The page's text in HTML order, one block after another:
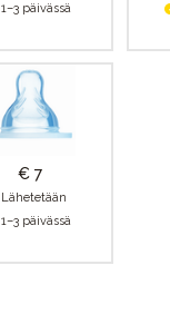
1–3 päivässä
€ 7
Lähetetään
1–3 päivässä